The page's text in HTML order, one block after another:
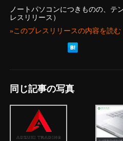
ノートパソコンにつきものの、
レスリリース）
»このプレスリリースの内容を読む
同じ記事の写真